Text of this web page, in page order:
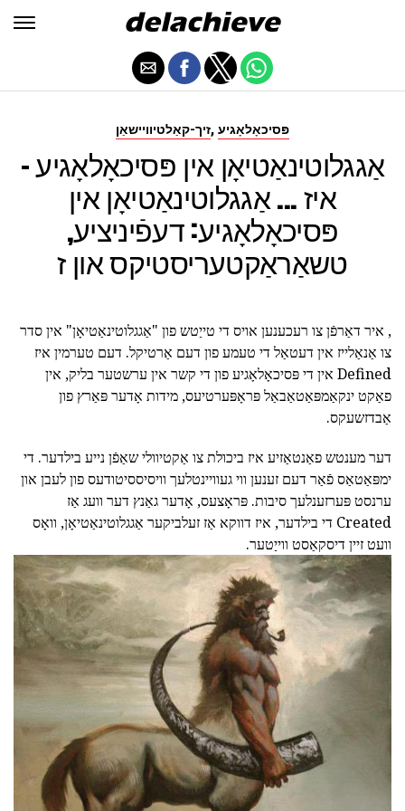
זיך-קאַלטיוויישאַן, פּסיכאָלאָגיע
אַגגלוטינאַטיאָן אין פּסיכאָלאָגיע -
איז ... אַגגלוטינאַטיאָן אין
פּסיכאָלאָגיע: דעפֿיניציע,
טשאַראַקטעריסטיקס און ז
, איר דאַרפֿן צו רעכענען אויס די טייַטש פון "אַגגלוטינאַטיאָן" אין סדר
צו אַנאַלייז אין דעטאַל די טעמע פון דעם אַרטיקל. דעם טערמין איז
Defined אין די פּסיכאָלאָגיע פון די קשר אין ערשטער בליק, אין
פאַקט ינקאַמפּאַטאַבאַל פּראָפּערטיעס, מידות אָדער פּאַרץ פון
אַבדזשעקס.
דער מענטש פאַנטאַזיע איז ביכולת צו אַקטיוולי שאַפֿן נייע בילדער. די
ימפּאַטאַס פֿאַר דעם זענען ווי געוויינטלעך וויסיססיטודעס פון לעבן און
ערנסט פּערזענלעך סיבות. פּראָצעס, אָדער גאַנץ דער וועג אַז
Created די בילדער, איז דווקא אַז זעלביקער אַגגלוטינאַטיאָן, וואָס
וועט זיין דיסקאַסט ווייַטער.